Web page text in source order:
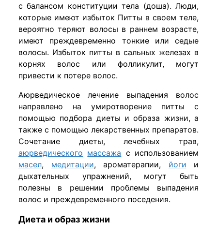
с балансом конституции тела (доша). Люди,
которые имеют избыток Питты в своем теле,
вероятно теряют волосы в раннем возрасте,
имеют преждевременно тонкие или седые
волосы. Избыток питты в сальных железах в
корнях волос или фолликулит, могут
привести к потере волос.
Аюрведическое лечение выпадения волос
направлено на умиротворение питты с
помощью подбора диеты и образа жизни, а
также с помощью лекарственных препаратов.
Сочетание диеты, лечебных трав,
аюрведического массажа с использованием
масел, медитации, ароматерапии, йоги и
дыхательных упражнений, могут быть
полезны в решении проблемы выпадения
волос и преждевременного поседения.
Диета и образ жизни